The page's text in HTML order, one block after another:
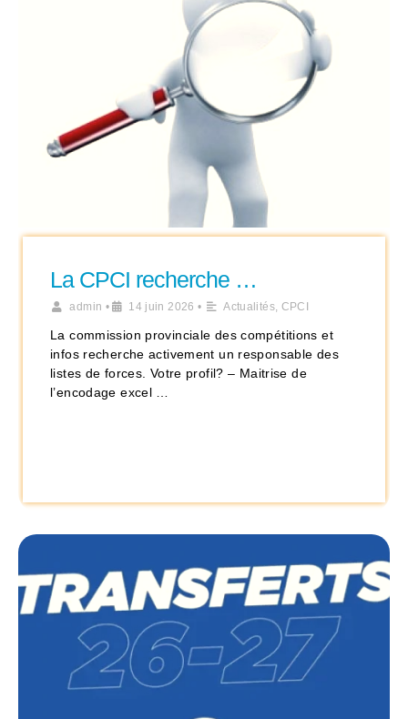
La CPCI recherche …
admin • 14 juin 2026 • Actualités, CPCI
La commission provinciale des compétitions et
infos recherche activement un responsable des
listes de forces. Votre profil? – Maitrise de
l’encodage excel …